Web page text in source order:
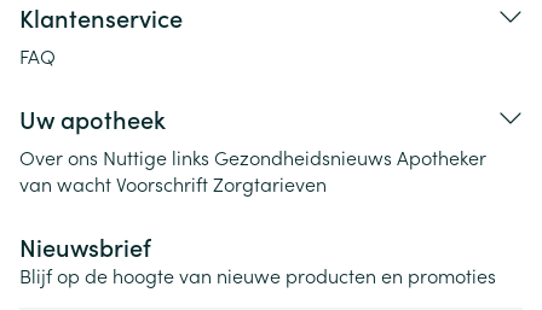
Klantenservice
FAQ
Uw apotheek
Over ons Nuttige links Gezondheidsnieuws Apotheker
van wachtVoorschriftZorgtarieven
Nieuwsbrief
Blijf op de hoogte van nieuwe producten en promoties